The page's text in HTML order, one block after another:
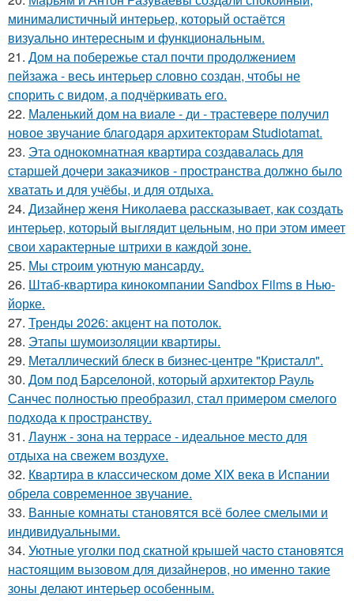
минималистичный интерьер, который остаётся
визуально интересным и функциональным.
21. Дом на побережье стал почти продолжением
пейзажа - весь интерьер словно создан, чтобы не
спорить с видом, а подчёркивать его.
22. Маленький дом на виале - ди - трастевере получил
новое звучание благодаря архитекторам Studiotamat.
23. Эта однокомнатная квартира создавалась для
старшей дочери заказчиков - пространства должно было
хватать и для учёбы, и для отдыха.
24. Дизайнер женя Николаева рассказывает, как создать
интерьер, который выглядит цельным, но при этом имеет
свои характерные штрихи в каждой зоне.
25. Мы строим уютную мансарду.
26. Штаб-квартира кинокомпании Sandbox Films в Нью-
йорке.
27. Тренды 2026: акцент на потолок.
28. Этапы шумоизоляции квартиры.
29. Металлический блеск в бизнес-центре "Кристалл".
30. Дом под Барселоной, который архитектор Рауль
Санчес полностью преобразил, стал примером смелого
подхода к пространству.
31. Лаунж - зона на террасе - идеальное место для
отдыха на свежем воздухе.
32. Квартира в классическом доме XIX века в Испании
обрела современное звучание.
33. Ванные комнаты становятся всё более смелыми и
индивидуальными.
34. Уютные уголки под скатной крышей часто становятся
настоящим вызовом для дизайнеров, но именно такие
зоны делают интерьер особенным.